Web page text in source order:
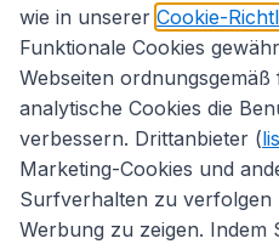
wie in unserer Cookie-
Funktionale Cookies
Webseiten
analytische Cookies die
verbessern. Drittanbieter (
Marketing-Cookies und
Surfverhalten zu verfolgen
Werbung zu zeigen. Indem